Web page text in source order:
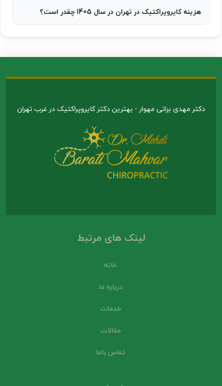
هزینه کایروپراکتیک در تهران در سال 1405 چقدر است؟
دکتر مهدی براتی مهوار - بهترین دکتر کایروپراکتیک در غرب تهران
لینک های مرتبط
خانه
درباره ما
خدمات
مقالات
تماس باما